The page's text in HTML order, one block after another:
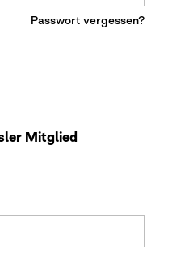
Passwort vergessen?
Mitglied